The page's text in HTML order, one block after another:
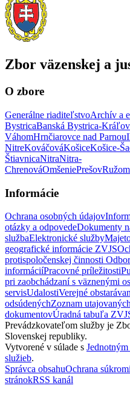
Zbor väzenskej a
O zbore
Generálne riaditeľstvoArchív a
BystricaBanská Bystrica-
VáhomHrnčiarovce nad Parnou
NitreKováčováKošiceKošice-
ŠtiavnicaNitraNitra-
ChrenováOmšeniePrešov
Informácie
Ochrana osobných údajov
otázky a odpovedeDokumenty
službaElektronické služby
geografické informácie ZVJS
protispoločenskej činnosti
informáciíPracovné príležitosti
pri zaobchádzaní s väznenými
servisUdalostiVerejné
odsúdenýchZoznam
dokumentovÚradná tabuľa
Prevádzkovateľom služby je
Slovenskej republiky.
Vytvorené v súlade s
služieb.
Správca obsahuOchrana
stránokRSS kanál